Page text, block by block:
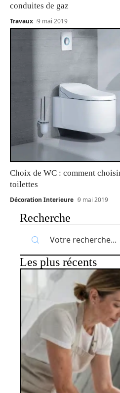
conduites de gaz
Travaux 9 mai 2019
Choix de WC : comment
toilettes
Décoration Interieure 9 mai 2019
Recherche
Les plus récents